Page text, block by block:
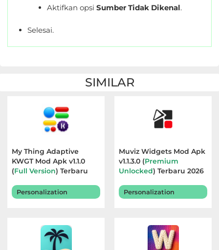
Aktifkan opsi Sumber Tidak Dikenal.
Selesai.
SIMILAR
My Thing Adaptive
KWGT Mod Apk v1.1.0
(Full Version) Terbaru
Personalization
Muviz Widgets Mod Apk
v1.1.3.0 (Premium
Unlocked) Terbaru 2026
Personalization